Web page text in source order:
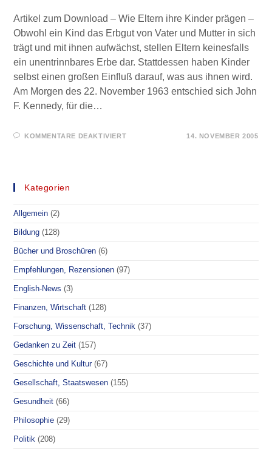
Artikel zum Download – Wie Eltern ihre Kinder prägen –
Obwohl ein Kind das Erbgut von Vater und Mutter in sich
trägt und mit ihnen aufwächst, stellen Eltern keinesfalls
ein unentrinnbares Erbe dar. Stattdessen haben Kinder
selbst einen großen Einfluß darauf, was aus ihnen wird.
Am Morgen des 22. November 1963 entschied sich John
F. Kennedy, für die…
KOMMENTARE DEAKTIVIERTFÜR
14. NOVEMBER 2005
Kategorien
Allgemein (2)
Bildung (128)
Bücher und Broschüren (6)
Empfehlungen, Rezensionen (97)
English-News (3)
Finanzen, Wirtschaft (128)
Forschung, Wissenschaft, Technik (37)
Gedanken zu Zeit (157)
Geschichte und Kultur (67)
Gesellschaft, Staatswesen (155)
Gesundheit (66)
Philosophie (29)
Politik (208)